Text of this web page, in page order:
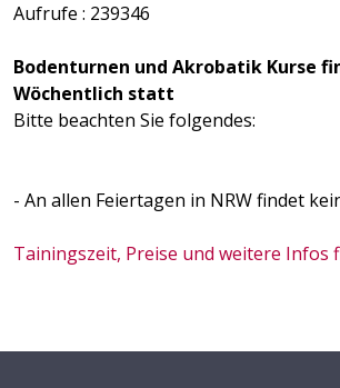
Aufrufe : 239346
Bodenturnen und Akrobatik Kurse
Wöchentlich statt
Bitte beachten Sie folgendes:
- An allen Feiertagen in NRW findet
Tainingszeit, Preise und weitere Infos